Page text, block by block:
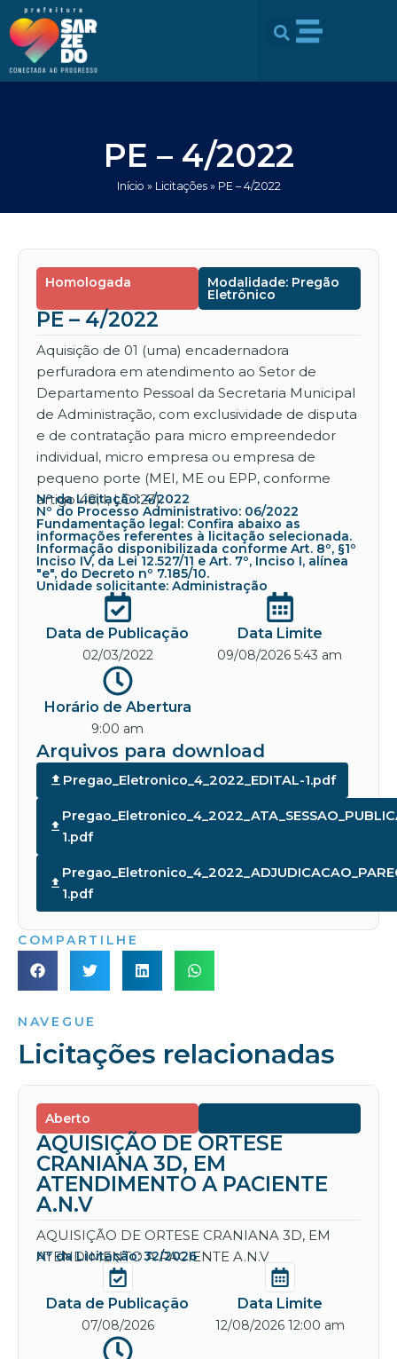
conteúdo
para
conteúdo
PE – 4/2022
Início » Licitações» PE – 4/2022
Homologada Modalidade: Pregão
Eletrônico
PE – 4/2022
Aquisição de 01 (uma) encadernadora
perfuradora em atendimento ao Setor de
Departamento Pessoal da Secretaria Municipal
de Administração, com exclusividade de disputa
e de contratação para micro empreendedor
individual, micro empresa ou empresa de
pequeno porte (MEI, ME ou EPP, conforme
artigo 48, I, LC 123).
Nº da Licitação: 4/2022
Nº do Processo Administrativo: 06/2022
Fundamentação legal: Confira abaixo as
informações referentes à licitação selecionada.
Informação disponibilizada conforme Art. 8º, §1º
Inciso IV, da Lei 12.527/11 e Art. 7º, Inciso I, alínea
"e", do Decreto nº 7.185/10.
Unidade solicitante: Administração
Data de Publicação
02/03/2022
Data Limite
09/08/2026 5:43 am
Horário de Abertura
9:00 am
Arquivos para download
Pregao_Eletronico_4_2022_EDITAL-1.pdf
1.pdf
1.pdf
COMPARTILHE
NAVEGUE
Licitações relacionadas
Aberto
AQUISIÇÃO DE ORTESE
CRANIANA 3D, EM
ATENDIMENTO A PACIENTE
A.N.V
AQUISIÇÃO DE ORTESE CRANIANA 3D, EM
ATENDIMENTO A PACIENTE A.N.V
Nº da Licitação: 32/2026
Data de Publicação
07/08/2026
Data Limite
12/08/2026 12:00 am